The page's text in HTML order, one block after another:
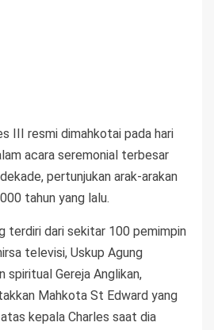
III resmi dimahkotai pada hari
acara seremonial terbesar
pertunjukan arak-arakan
tahun yang lalu.
terdiri dari sekitar 100 pemimpin
televisi, Uskup Agung
spiritual Gereja Anglikan,
Mahkota St Edward yang
kepala Charles saat dia